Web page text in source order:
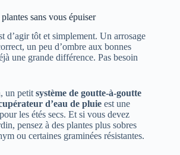
sans vous épuiser
d’agir tôt et simplement. Un arrosage
un peu d’ombre aux bonnes
une grande différence. Pas besoin
un petitsystème de goutte-à-goutte
d’eau de pluie est une
les étés secs. Et si vous devez
pensez à des plantes plus sobres
ou certaines graminées résistantes.